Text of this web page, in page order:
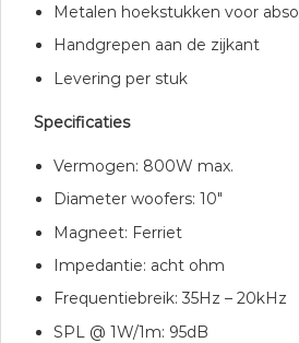
Metalen hoekstukken voor
Handgrepen aan de zijkant
Levering per stuk
Specificaties
Vermogen: 800W max.
Diameter woofers: 10″
Magneet: Ferriet
Impedantie: acht ohm
Frequentiebreik: 35Hz – 20kHz
SPL @ 1W/1m: 95dB